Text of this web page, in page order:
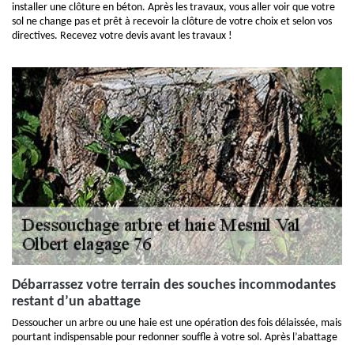
installer une clôture en béton. Après les travaux, vous aller voir que votre
sol ne change pas et prêt à recevoir la clôture de votre choix et selon vos
directives. Recevez votre devis avant les travaux !
Débarrassez votre terrain des souches incommodantes
restant d’un abattage
Dessoucher un arbre ou une haie est une opération des fois délaissée, mais
pourtant indispensable pour redonner souffle à votre sol. Après l’abattage